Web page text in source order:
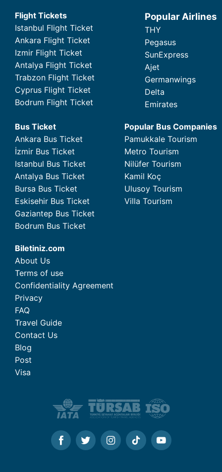
Flight Tickets
Istanbul Flight Ticket
Ankara Flight Ticket
Izmir Flight Ticket
Antalya Flight Ticket
Trabzon Flight Ticket
Cyprus Flight Ticket
Bodrum Flight Ticket
Popular Airlines
THY
Pegasus
SunExpress
Ajet
Germanwings
Delta
Emirates
Bus Ticket
Ankara Bus Ticket
İzmir Bus Ticket
Istanbul Bus Ticket
Antalya Bus Ticket
Bursa Bus Ticket
Eskisehir Bus Ticket
Gaziantep Bus Ticket
Bodrum Bus Ticket
Popular Bus Companies
Pamukkale Tourism
Metro Tourism
Nilüfer Tourism
Kamil Koç
Ulusoy Tourism
Villa Tourism
Biletiniz.com
About Us
Terms of use
Confidentiality Agreement
Privacy
FAQ
Travel Guide
Contact Us
Blog
Post
Visa